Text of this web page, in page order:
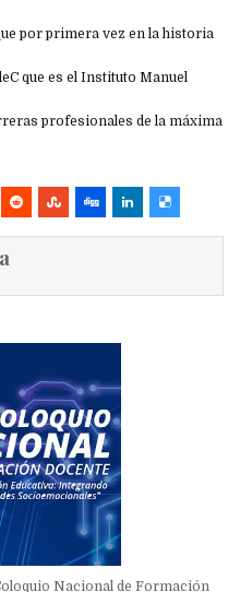
por primera vez en la historia
que es el Instituto Manuel
profesionales de la máxima
Nacional de Formación